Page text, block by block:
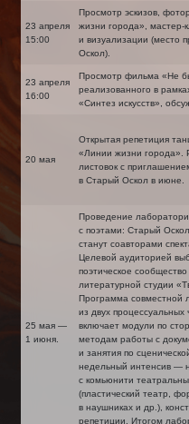
23 апреля
15:00
Просмотр эскизов,
жизни города», мастер-
и визуализации (место
Оскол).
23 апреля
16:00
Просмотр фильма «Не
реализованного в
«Синтез искусств»,
20 мая
Открытая репетиция
«Линии жизни города».
листовок с
в Старый Оскол в июне.
25 мая —
1 июня.
Проведение
с поэтами: Старый
станут соавторами
Целевой аудиторией
поэтическое
литературной студии
Программа совместной
из двух процессуальных
включает модули по
методам работы с
и занятия по
недельный интенсив —
с комьюнити
(пластический театр,
в наушниках и др.),
репетиции. Итогом